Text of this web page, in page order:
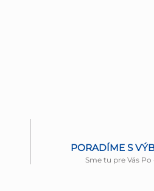
PORADÍME S
Sme tu pre Vás Po